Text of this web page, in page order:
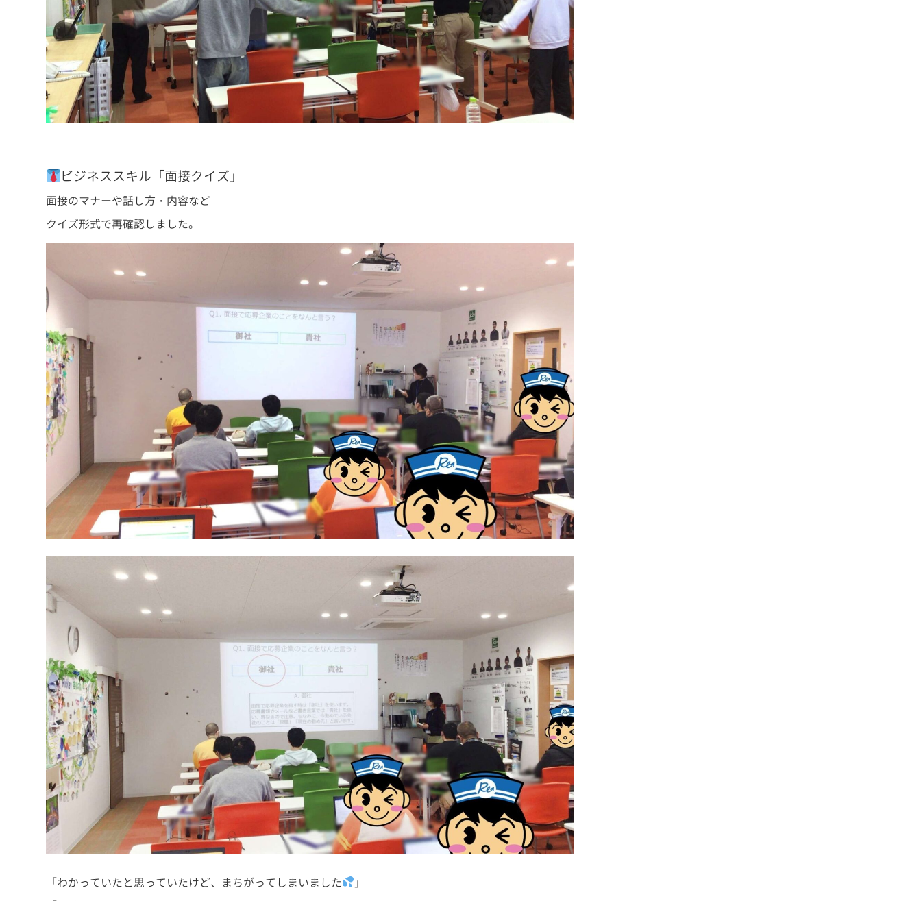
ビジネススキル「面接クイズ」
面接のマナーや話し方・内容など
クイズ形式で再確認しました。
「わかっていたと思っていたけど、まちがってしまいました
」